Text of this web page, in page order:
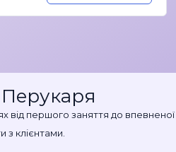
від першого заняття до впевненої
з клієнтами.